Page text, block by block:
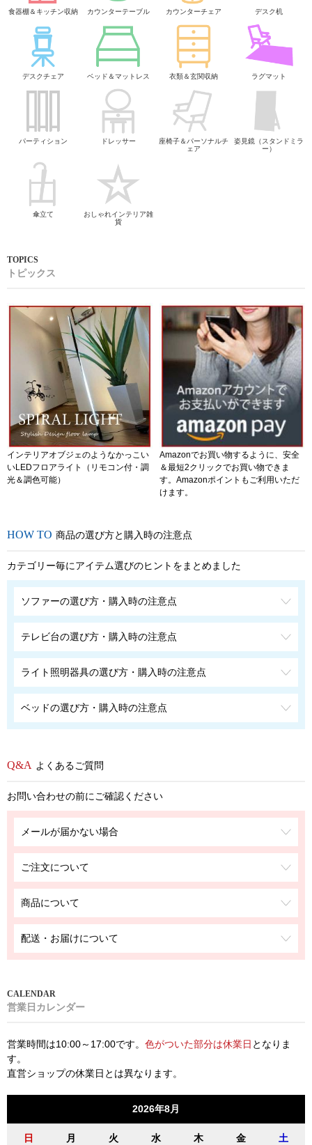
食器棚＆キッチン収納 カウンターテーブル カウンターチェア デスク机
デスクチェア ベッド＆マットレス 衣類＆玄関収納 ラグマット
パーティション ドレッサー
座椅子＆パーソナルチ
ェア
姿見鏡（スタンドミラ
ー）
傘立て
おしゃれインテリア雑
貨
トピックス
インテリアオブジェのようなかっこい
いLEDフロアライト（リモコン付・調
光＆調色可能）
Amazonでお買い物するように、安全
＆最短2クリックでお買い物できま
す。Amazonポイントもご利用いただ
けます。
商品の選び方と購入時の注意点
カテゴリー毎にアイテム選びのヒントをまとめました
ソファーの選び方・購入時の注意点
テレビ台の選び方・購入時の注意点
ライト照明器具の選び方・購入時の注意点
ベッドの選び方・購入時の注意点
よくあるご質問
お問い合わせの前にご確認ください
メールが届かない場合
ご注文について
商品について
配送・お届けについて
営業日カレンダー
営業時間は10:00～17:00です。 色がついた部分は休業日 となりま
す。
直営ショップの休業日とは異なります。
2026年8月
日 月 火 水 木 金 土